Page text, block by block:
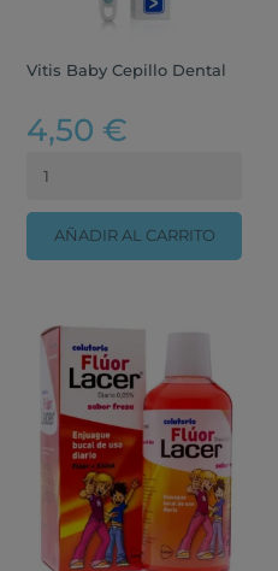
Vitis Baby Cepillo Dental
4,50 €
AÑADIR AL CARRITO